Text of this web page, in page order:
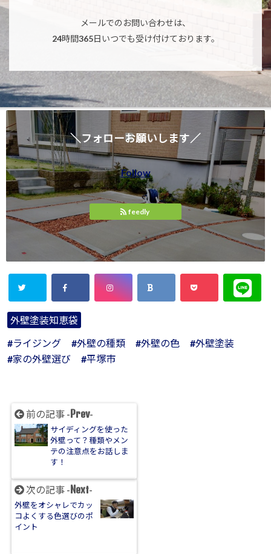
メールでのお問い合わせは、
24時間365日いつでも受け付けております。
＼フォローお願いします／
Follow
feedly
外壁塗装知恵袋
ライジング
外壁の種類 外壁の色
外壁塗装
家の外壁選び
平塚市
前の記事 - Prev-
サイディングを使った
外壁って？種類やメン
テの注意点をお話しま
す！
次の記事 - Next-
外壁をオシャレでカッ
コよくする色選びのポ
イント